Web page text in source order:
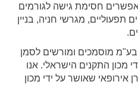
חסימת גישה לגורמים
תפעוליים, מגרשי חניה, בניין
מוסמכים ומורשים לסמן
מכון התקנים הישראלי. אנו
אירופאי שאושר על ידי מכון